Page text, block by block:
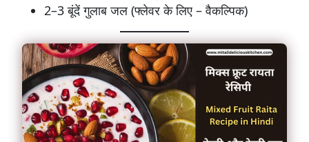
2–3 बूंदें गुलाब जल (फ्लेवर के लिए – वैकल्पिक)